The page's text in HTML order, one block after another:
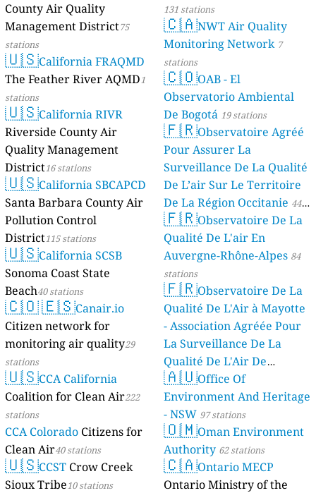
County Air Quality
Management District75
stations
🇺🇸California FRAQMD
The Feather River AQMD1
stations
🇺🇸California RIVR
Riverside County Air
Quality Management
District16 stations
🇺🇸California SBCAPCD
Santa Barbara County Air
Pollution Control
District115 stations
🇺🇸California SCSB
Sonoma Coast State
Beach40 stations
🇨🇴🇪🇸Canair.io
Citizen network for
monitoring air quality29
stations
🇺🇸CCA California
Coalition for Clean Air222
stations
CCA Colorado Citizens for
Clean Air40 stations
🇺🇸CCST Crow Creek
Sioux Tribe10 stations
131 stations
🇨🇦NWT Air Quality
Monitoring Network 7
stations
🇨🇴OAB - El
Observatorio Ambiental
De Bogotá 19 stations
🇫🇷Observatoire Agréé
Pour Assurer La
Surveillance De La Qualité
De L’air Sur Le Territoire
De La Région Occitanie 44
stations
🇫🇷Observatoire De La
Qualité De L'air En
Auvergne-Rhône-Alpes 84
stations
🇫🇷Observatoire De La
Qualité De L'Air à Mayotte
- Association Agréée Pour
La Surveillance De La
Qualité De L'Air De
Mayotte 4 stations
🇦🇺Office Of
Environment And Heritage
- NSW 97 stations
🇴🇲Oman Environment
Authority 62 stations
🇨🇦Ontario MECP
Ontario Ministry of the